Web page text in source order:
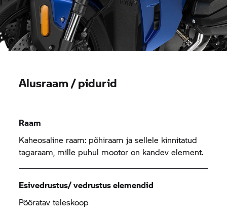
Alusraam / pidurid
Raam
Kaheosaline raam: põhiraam ja sellele kinnitatud
tagaraam, mille puhul mootor on kandev element.
Esivedrustus/ vedrustus elemendid
Pööratav teleskoop